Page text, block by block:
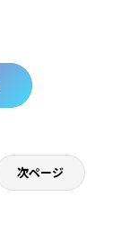
次ページ